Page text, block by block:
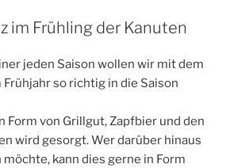
im Frühling der Kanuten
jeden Saison wollen wir mit dem
so richtig in die Saison
Form von Grillgut, Zapfbier und den
wird gesorgt. Wer darüber hinaus
kann dies gerne in Form